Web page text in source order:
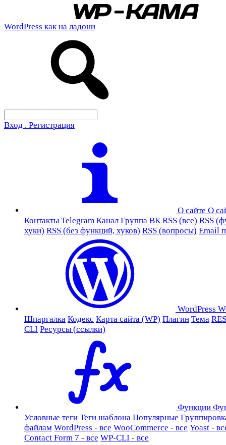
WordPress как на ладони
Вход . Регистрация
О сайте О
Контакты Telegram Канал Группа ВК RSS (все) RSS
хуки) RSS (без функций, хуков) RSS (вопросы) Email
WordPress
Шпаргалка Кодекс Карта сайта (WP) Плагин Тема
CLI Ресурсы (ссылки)
Функции
Условные теги Теги шаблона Популярные
файлам WordPress - все WooCommerce - все Yoast -
Contact Form 7 - все WP-CLI - все